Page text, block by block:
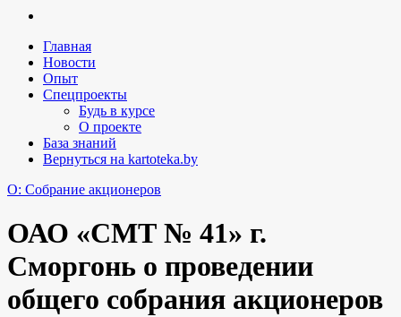
Главная
Новости
Опыт
Спецпроекты
Будь в курсе
О проекте
База знаний
Вернуться на kartoteka.by
O: Собрание акционеров
ОАО «СМТ № 41» г.
Сморгонь о проведении
общего собрания акционеров